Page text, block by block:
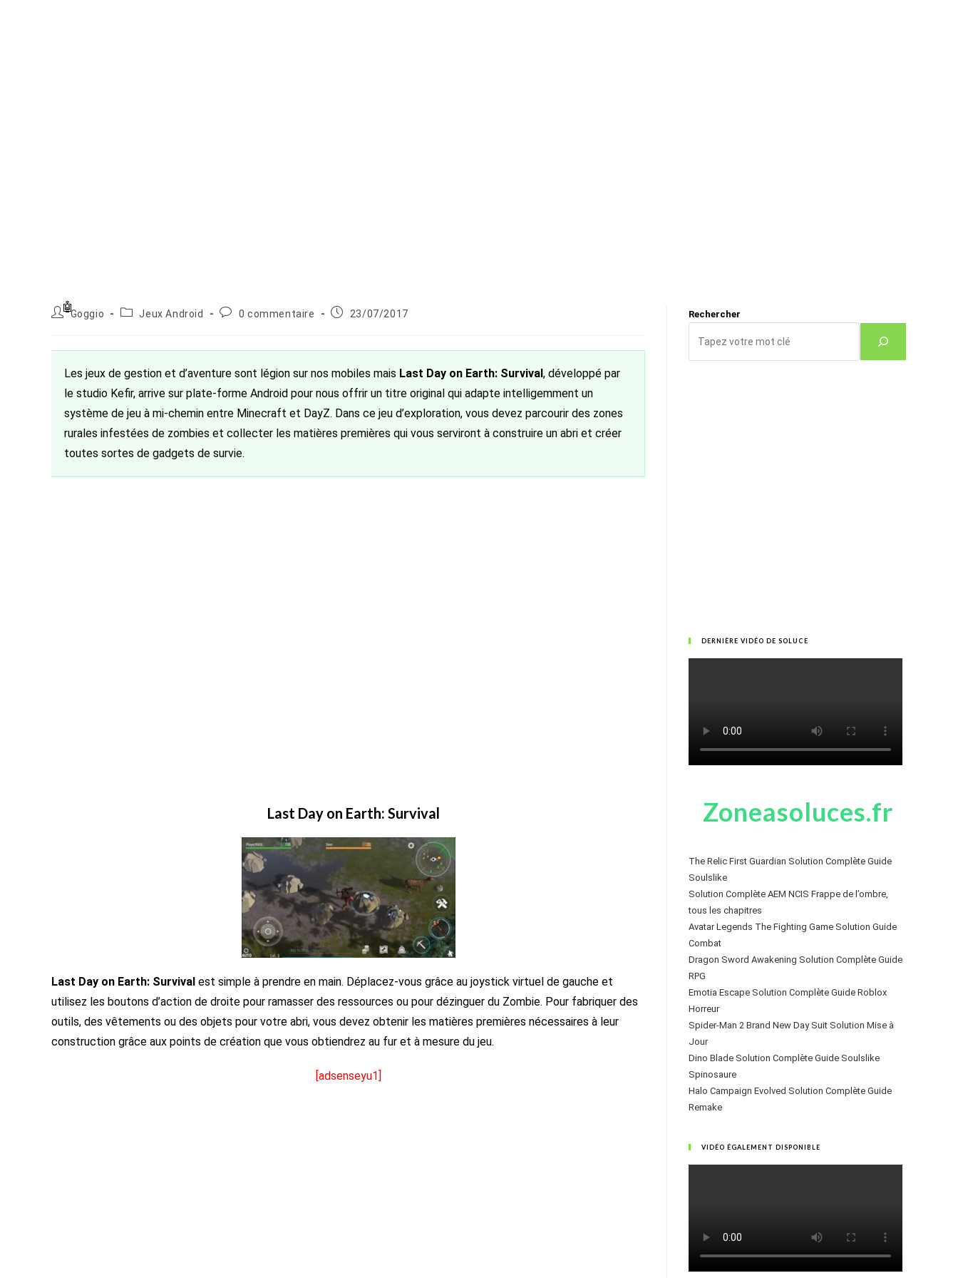
Auteur/autrice
publication :
Goggio
PostJeux Android
Commentaires
publication :
0 commentaire
Publication
23/07/2017
Les jeux de gestion et d’aventure sont légion sur nos mobiles mais Last Day on Earth: Survival, développé par
le studio Kefir, arrive sur plate-forme Android pour nous offrir un titre original qui adapte intelligemment un
système de jeu à mi-chemin entre Minecraft et DayZ. Dans ce jeu d’exploration, vous devez parcourir des zones
rurales infestées de zombies et collecter les matières premières qui vous serviront à construire un abri et créer
toutes sortes de gadgets de survie.
Last Day on Earth: Survival
Last Day on Earth: Survival est simple à prendre en main. Déplacez-vous grâce au joystick virtuel de gauche et
utilisez les boutons d’action de droite pour ramasser des ressources ou pour dézinguer du Zombie. Pour fabriquer des
outils, des vêtements ou des objets pour votre abri, vous devez obtenir les matières premières nécessaires à leur
construction grâce aux points de création que vous obtiendrez au fur et à mesure du jeu.
[adsenseyu1]
Rechercher
DERNIÈRE VIDÉO DE SOLUCE
Zoneasoluces.fr
The Relic First Guardian Solution Complète Guide
Soulslike
Solution Complète AEM NCIS Frappe de l’ombre,
tous les chapitres
Avatar Legends The Fighting Game Solution Guide
Combat
Dragon Sword Awakening Solution Complète Guide
RPG
Emotia Escape Solution Complète Guide Roblox
Horreur
Spider-Man 2 Brand New Day Suit Solution Mise à
Jour
Dino Blade Solution Complète Guide Soulslike
Spinosaure
Halo Campaign Evolved Solution Complète Guide
Remake
VIDÉO ÉGALEMENT DISPONIBLE